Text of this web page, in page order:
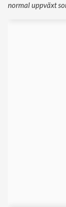
normal uppväxt